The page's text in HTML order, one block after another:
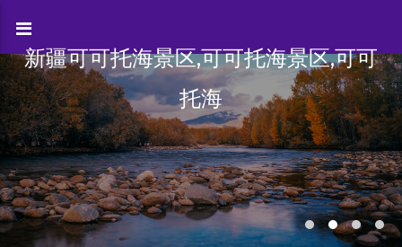
新疆可可托海景区,可可托海景区,可可
托海